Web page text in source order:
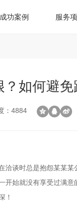
成功案例 服务
如何避免
：4884
谈时总是抱怨某某
始就没有享受过满
！